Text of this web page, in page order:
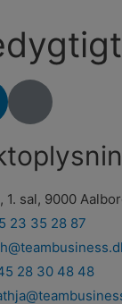
1. sal, 9000
23 35 28 87
28 30 48 48